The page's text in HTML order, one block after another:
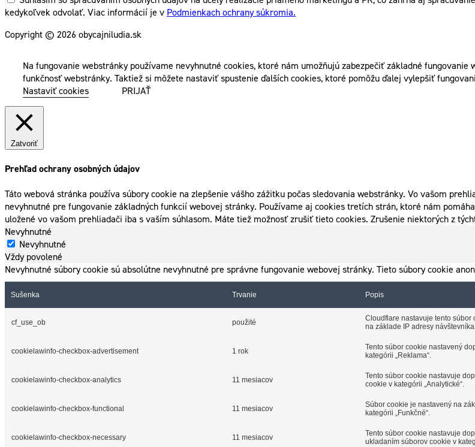
kedykoľvek odvolať. Viac informácií je v Podmienkach ochrany súkromia.
Copyright © 2026 obycajniludia.sk
Na fungovanie webstránky používame nevyhnutné cookies, ktoré nám umožňujú zabezpečiť základné
funkčnosť webstránky. Taktiež si môžete nastaviť spustenie ďalších cookies, ktoré pomôžu ďalej vylepšiť
Nastaviť cookies
PRIJAŤ
Zatvoriť
Prehľad ochrany osobných údajov
Táto webová stránka používa súbory cookie na zlepšenie vášho zážitku počas sledovania webstránky. Vo vašom
nevyhnutné pre fungovanie základných funkcií webovej stránky. Používame aj cookies tretích strán, ktoré nám
uložené vo vašom prehliadači iba s vaším súhlasom. Máte tiež možnosť zrušiť tieto cookies. Zrušenie niektorých z
Nevyhnutné
Nevyhnutné
Vždy povolené
Nevyhnutné súbory cookie sú absolútne nevyhnutné pre správne fungovanie webovej stránky. Tieto súbory cookie
Sušenka Trvanie Popis
cf_use_ob použité
Cloudflare nastavuje tento
na základe IP adresy
cookielawinfo-checkbox-advertisement 1 rok
Tento súbor cookie nastavený
kategórii „Reklama“.
cookielawinfo-checkbox-analytics 11 mesiacov
Tento súbor cookie nastavuje
cookie v kategórii „Analytické“.
cookielawinfo-checkbox-functional 11 mesiacov
Súbor cookie je nastavený na
kategórii „Funkčné“.
cookielawinfo-checkbox-necessary 11 mesiacov
Tento súbor cookie nastavuje
ukladaním súborov cookie v